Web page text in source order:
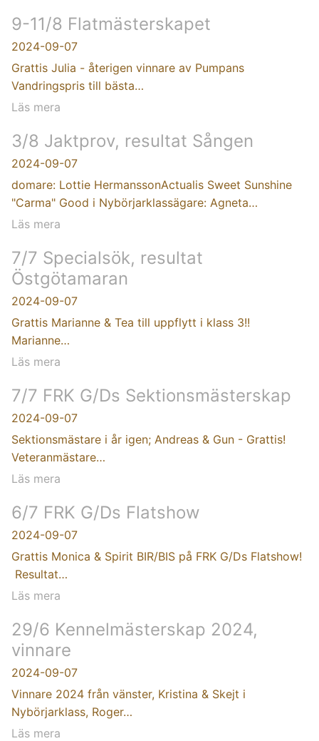
9-11/8 Flatmästerskapet
2024-09-07
Grattis Julia - återigen vinnare av Pumpans
Vandringspris till bästa…
Läs mera
3/8 Jaktprov, resultat Sången
2024-09-07
domare: Lottie HermanssonActualis Sweet Sunshine
"Carma" Good i Nybörjarklassägare: Agneta…
Läs mera
7/7 Specialsök, resultat
Östgötamaran
2024-09-07
Grattis Marianne & Tea till uppflytt i klass 3!!
Marianne…
Läs mera
7/7 FRK G/Ds Sektionsmästerskap
2024-09-07
Sektionsmästare i år igen; Andreas & Gun - Grattis!
Veteranmästare…
Läs mera
6/7 FRK G/Ds Flatshow
2024-09-07
Grattis Monica & Spirit BIR/BIS på FRK G/Ds Flatshow!
Resultat…
Läs mera
29/6 Kennelmästerskap 2024,
vinnare
2024-09-07
Vinnare 2024 från vänster, Kristina & Skejt i
Nybörjarklass, Roger…
Läs mera